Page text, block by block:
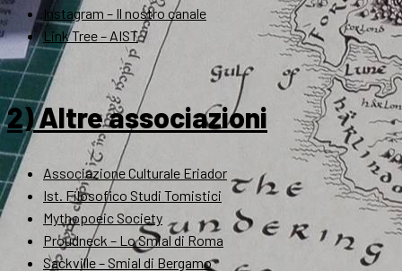
Instagram – Il nostro canale
Link Tree – AIST
2) Altre associazioni
Associazione Culturale Eriador
Ist. Filosofico Studi Tomistici
Mythopoeic Society
Proudneck – Lo Smial di Roma
Sackville – Smial di Bergamo